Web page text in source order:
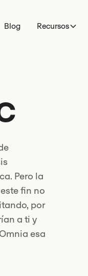
Blog Recursos
Pero la
fin no
por
a ti y
esa